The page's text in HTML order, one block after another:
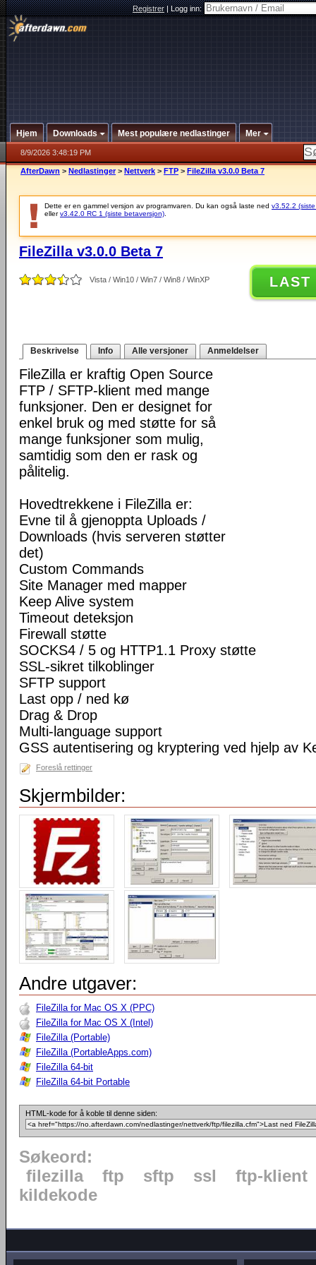
Registrer|Logg inn:
Hjem Downloads Mest populære nedlastinger Mer
8/9/2026 3:48:19 PM
AfterDawn > Nedlastinger > Nettverk > FTP > FileZilla v3.0.0 Beta 7
Dette er en gammel versjon av programvaren. Du kan også laste ned v3.52.2
ellerv3.42.0 RC 1 (siste betaversjon)
FileZilla v3.0.0 Beta 7
Vista / Win10 / Win7 / Win8 / WinXP LAST
Beskrivelse Info Alle versjoner Anmeldelser
FileZilla er kraftig Open Source
FTP / SFTP-klient med mange
funksjoner. Den er designet for
enkel bruk og med støtte for så
mange funksjoner som mulig,
samtidig som den er rask og
pålitelig.
Hovedtrekkene i FileZilla er:
Evne til å gjenoppta Uploads /
Downloads (hvis serveren støtter
det)
Custom Commands
Site Manager med mapper
Keep Alive system
Timeout deteksjon
Firewall støtte
SOCKS4 / 5 og HTTP1.1 Proxy støtte
SSL-sikret tilkoblinger
SFTP support
Last opp / ned kø
Drag & Drop
Multi-language support
GSS autentisering og kryptering ved hjelp av
Foreslå rettinger
Skjermbilder:
Andre utgaver:
FileZilla for Mac OS X (PPC)
FileZilla for Mac OS X (Intel)
FileZilla (Portable)
FileZilla (PortableApps.com)
FileZilla 64-bit
FileZilla 64-bit Portable
HTML-kode for å koble til denne siden:
Søkeord:
filezilla
ftp sftp ssl
ftp-klient
kildekode